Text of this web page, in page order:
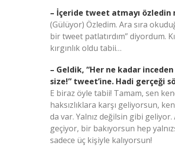
– İçeride tweet atmayı özledin
(Gülüyor) Özledim. Ara sıra
bir tweet patlatırdım” diyordum.
kırgınlık oldu tabii…
– Geldik, “Her ne kadar
size!” tweet’ine. Hadi gerçeği
E biraz öyle tabii! Tamam, sen
haksızlıklara karşı geliyorsun,
da var. Yalnız değilsin gibi
geçiyor, bir bakıyorsun hep
sadece üç kişiyle kalıyorsun!